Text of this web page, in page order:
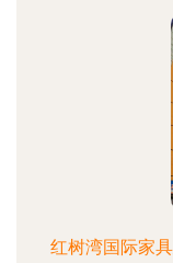
红树湾国际家